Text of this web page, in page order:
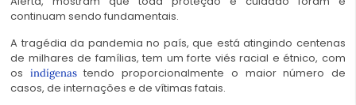
continuam sendo fundamentais.
A tragédia da pandemia no país, que está atingindo centenas
de milhares de famílias, tem um forte viés racial e étnico, com
os indígenastendo proporcionalmente o maior número de
casos, de internações e de vítimas fatais.